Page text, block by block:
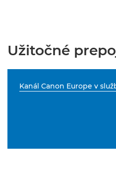
Užitočné
Kanál Canon Europe v